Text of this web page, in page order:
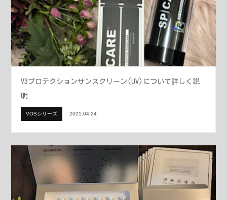
V3プロテクションサンスクリーン(UV)について詳しく説
明
VOSシリーズ 2021.04.24